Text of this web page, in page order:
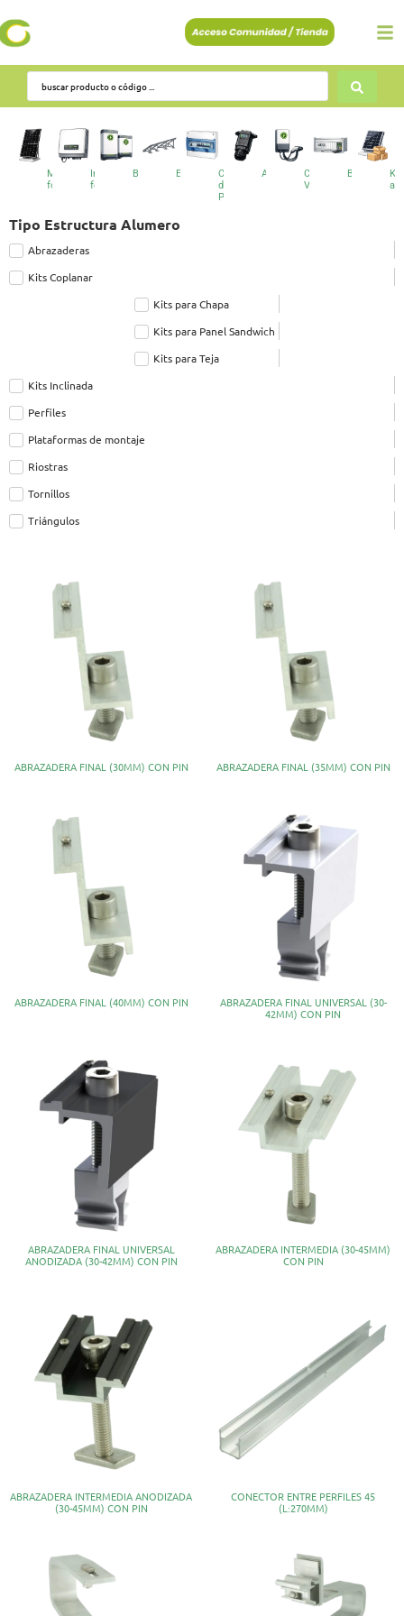
Módulos
fotovoltaicos
Inversores
fotovoltaicos
Baterías EstructurasCuadros
de
Protecciones
AccesoriosCargadores
VE
BESS
Tipo Estructura Alumero
Abrazaderas
Kits Coplanar
Kits para Chapa
Kits para Panel Sandwich
Kits para Teja
Kits Inclinada
Perfiles
Plataformas de montaje
Riostras
Tornillos
Triángulos
ABRAZADERA FINAL (30MM) CON PIN ABRAZADERA FINAL (35MM) CON PIN
ABRAZADERA FINAL (40MM) CON PIN
ABRAZADERA FINAL UNIVERSAL (30-
42MM) CON PIN
ABRAZADERA FINAL UNIVERSAL
ANODIZADA (30-42MM) CON PIN
ABRAZADERA INTERMEDIA (30-45MM)
CON PIN
ABRAZADERA INTERMEDIA ANODIZADA
(30-45MM) CON PIN
CONECTOR ENTRE PERFILES 45
(L:270MM)